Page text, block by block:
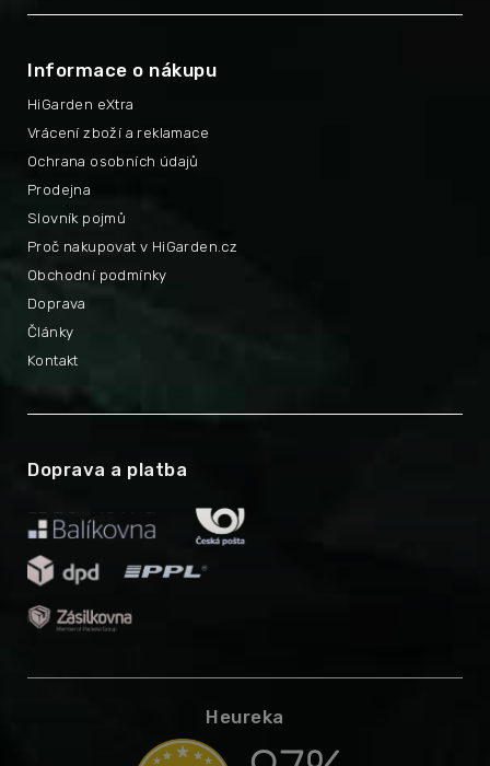
Informace o nákupu
HiGarden eXtra
Proč nakupovat v HiGarden.cz
Vrácení zboží a reklamace
Obchodní podmínky
Ochrana osobních údajů
Doprava
Prodejna
Články
Slovník pojmů
Kontakt
Doprava a platba
Heureka